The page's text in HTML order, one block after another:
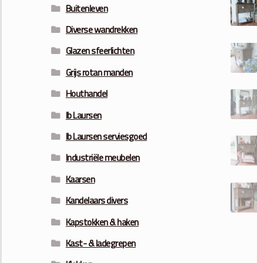
Buitenleven
Diverse wandrekken
Glazen sfeerlichten
Grijs rotan manden
Houthandel
Ib Laursen
Ib Laursen serviesgoed
Industriële meubelen
Kaarsen
Kandelaars divers
Kapstokken & haken
Kast- & ladegrepen